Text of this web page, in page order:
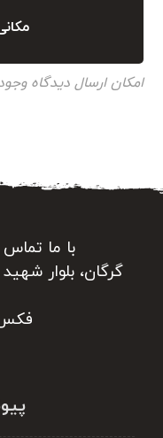
امکان ارسال دیدگاه
با ما تماس
گرگان، بلوار
فکس: